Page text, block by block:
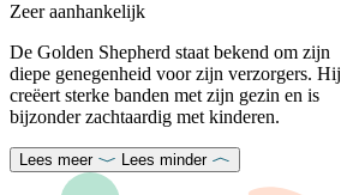
Zeer aanhankelijk
De Golden Shepherd staat bekend om zijn
diepe genegenheid voor zijn verzorgers. Hij
creëert sterke banden met zijn gezin en is
bijzonder zachtaardig met kinderen.
Lees meer Lees minder